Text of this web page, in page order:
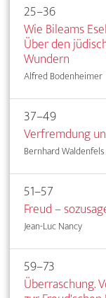
25–36
Wie Bileams
Über den
Wundern
Alfred Bodenheimer
37–49
Verfremdung
Bernhard Waldenfels
51–57
Freud –
Jean-Luc Nancy
59–73
Überraschung.